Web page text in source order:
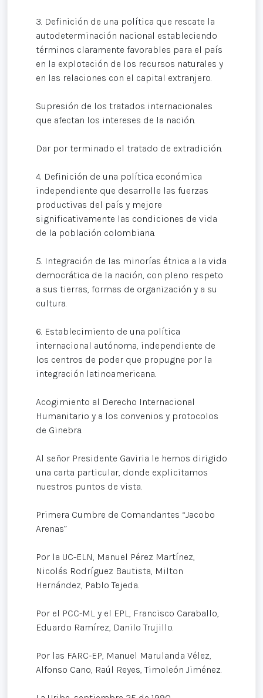
3. Definición de una política que rescate la
autodeterminación nacional estableciendo
términos claramente favorables para el país
en la explotación de los recursos naturales y
en las relaciones con el capital extranjero.
Supresión de los tratados internacionales
que afectan los intereses de la nación.
Dar por terminado el tratado de extradición.
4. Definición de una política económica
independiente que desarrolle las fuerzas
productivas del país y mejore
significativamente las condiciones de vida
de la población colombiana.
5. Integración de las minorías étnica a la vida
democrática de la nación, con pleno respeto
a sus tierras, formas de organización y a su
cultura.
6. Establecimiento de una política
internacional autónoma, independiente de
los centros de poder que propugne por la
integración latinoamericana.
Acogimiento al Derecho Internacional
Humanitario y a los convenios y protocolos
de Ginebra.
Al señor Presidente Gaviria le hemos dirigido
una carta particular, donde explicitamos
nuestros puntos de vista.
Primera Cumbre de Comandantes “Jacobo
Arenas”
Por la UC-ELN, Manuel Pérez Martínez,
Nicolás Rodríguez Bautista, Milton
Hernández, Pablo Tejeda.
Por el PCC-ML y el EPL, Francisco Caraballo,
Eduardo Ramírez, Danilo Trujillo.
Por las FARC-EP, Manuel Marulanda Vélez,
Alfonso Cano, Raúl Reyes, Timoleón Jiménez.